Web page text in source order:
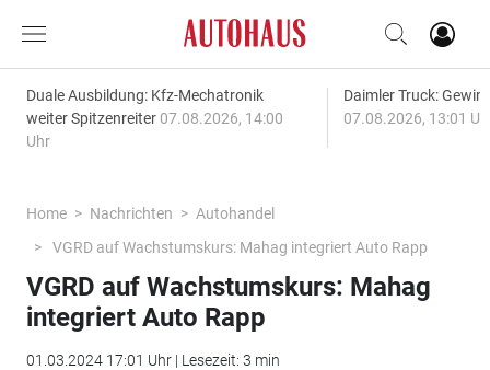
Duale Ausbildung: Kfz-Mechatronik
weiter Spitzenreiter 07.08.2026, 14:00
Uhr
Daimler Truck:
07.08.2026, 13:01
Home Nachrichten
Autohandel
VGRD auf Wachstumskurs: Mahag integriert Auto Rapp
VGRD auf Wachstumskurs: Mahag
integriert Auto Rapp
01.03.2024 17:01 Uhr | Lesezeit: 3 min